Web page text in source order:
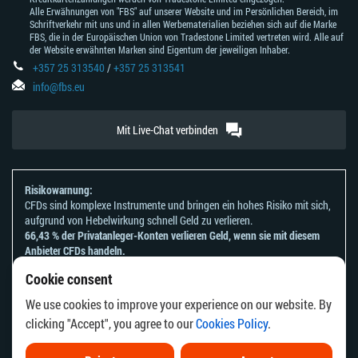
Cookie consent
We use cookies to improve your experience on our website. By
clicking "Accept", you agree to ourCookies Policy.
Alle Erwähnungen von "FBS" auf unserer Website und im Persönlichen Bereich, im
Schriftverkehr mit uns und in allen Werbematerialien beziehen sich auf die Marke
FBS, die in der Europäischen Union von Tradestone Limited vertreten wird. Alle auf
der Website erwähnten Marken sind Eigentum der jeweiligen Inhaber.
+357 25 313540/+357 25 313541
info@fbs.eu
Mit Live-Chat verbinden
Risikowarnung:
CFDs sind komplexe Instrumente und bringen ein hohes Risiko mit sich,
aufgrund von Hebelwirkung schnell Geld zu verlieren.
66,43 % der Privatanleger-Konten verlieren Geld, wenn sie mit diesem
Anbieter CFDs handeln.
ob Sie es sich leisten können, zu riskieren, Ihr Geld zu verlieren.
Bitte beachten Sie unsere
Risikoanerkennungen und Offenlegungen
Die Informationen auf dieser Website sind nicht für Personen bestimmt,
die in einem Land oder einer Rechtsordnung ansässig sind, in dem die
Verbreitung oder Nutzung dieser Informationen gegen die örtlichen